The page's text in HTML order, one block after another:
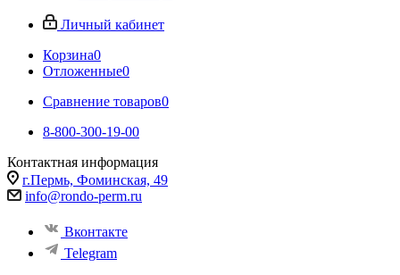
Личный кабинет
Корзина0
Отложенные0
Сравнение товаров0
8-800-300-19-00
Контактная информация
г.Пермь, Фоминская, 49
info@rondo-perm.ru
Вконтакте
Telegram